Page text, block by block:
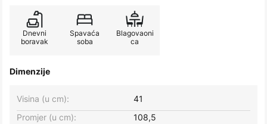
Dnevni
boravak
Spavaća
soba
Blagovaoni
ca
Dimenzije
Visina (u cm):
41
Promjer (u cm):
108,5